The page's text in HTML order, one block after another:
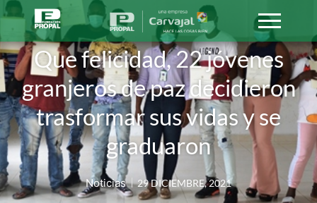
Que felicidad, 22 jóvenes
granjeros de paz decidieron
trasformar sus vidas y se
graduaron
Noticias 29 DICIEMBRE, 2021